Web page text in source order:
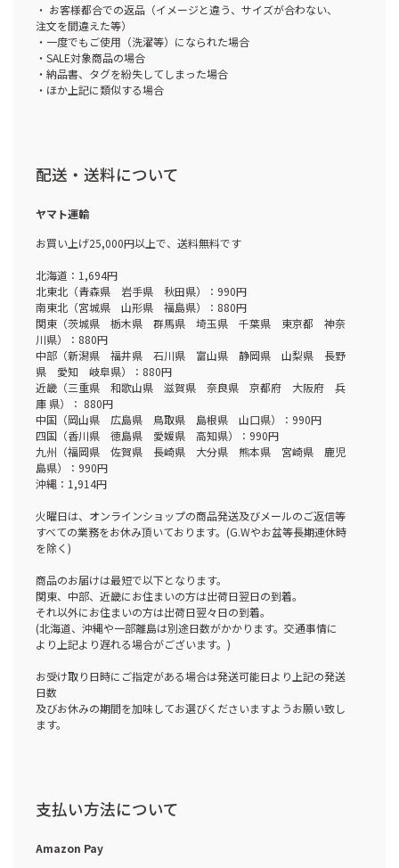
・ お客様都合での返品（イメージと違う、サイズが合わない、
注文を間違えた等）
・一度でもご使用（洗濯等）になられた場合
・SALE対象商品の場合
・納品書、タグを紛失してしまった場合
・ほか上記に類似する場合
配送・送料について
ヤマト運輸
お買い上げ25,000円以上で、送料無料です
北海道：1,694円
北東北（青森県 岩手県 秋田県）：990円
南東北（宮城県 山形県 福島県）：880円
関東（茨城県 栃木県 群馬県 埼玉県 千葉県 東京都 神奈
川県）：880円
中部（新潟県 福井県 石川県 富山県 静岡県 山梨県 長野
県 愛知 岐阜県）：880円
近畿（三重県 和歌山県 滋賀県 奈良県 京都府 大阪府 兵
庫 県）： 880円
中国（岡山県 広島県 鳥取県 島根県 山口県）：990円
四国（香川県 徳島県 愛媛県 高知県）：990円
九州（福岡県 佐賀県 長崎県 大分県 熊本県 宮崎県 鹿児
島県）：990円
沖縄：1,914円
火曜日は、オンラインショップの商品発送及びメールのご返信等
すべての業務をお休み頂いております。(G.Wやお盆等長期連休時
を除く)
商品のお届けは最短で以下となります。
関東、中部、近畿にお住まいの方は出荷日翌日の到着。
それ以外にお住まいの方は出荷日翌々日の到着。
(北海道、沖縄や一部離島は別途日数がかかります。交通事情に
より上記より遅れる場合がございます。)
お受け取り日時にご指定がある場合は発送可能日より上記の発送
日数
及びお休みの期間を加味してお選びくださいますようお願い致し
ます。
支払い方法について
Amazon Pay